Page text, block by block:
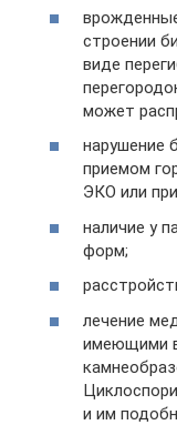
строении
виде
может
нарушение
приемом
ЭКО или
наличие у
форм;
лечение
имеющими
и им